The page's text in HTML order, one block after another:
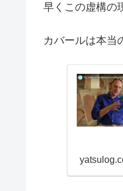
早くこの虚構の
カバールは本当